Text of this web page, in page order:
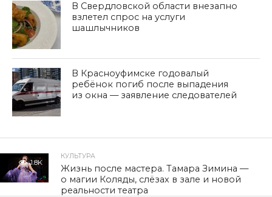
В Свердловской области внезапно
взлетел спрос на услуги
шашлычников
В Красноуфимске годовалый
ребёнок погиб после выпадения
из окна — заявление следователей
1.8K
КУЛЬТУРА
Жизнь после мастера. Тамара Зимина —
о магии Коляды, слёзах в зале и новой
реальности театра